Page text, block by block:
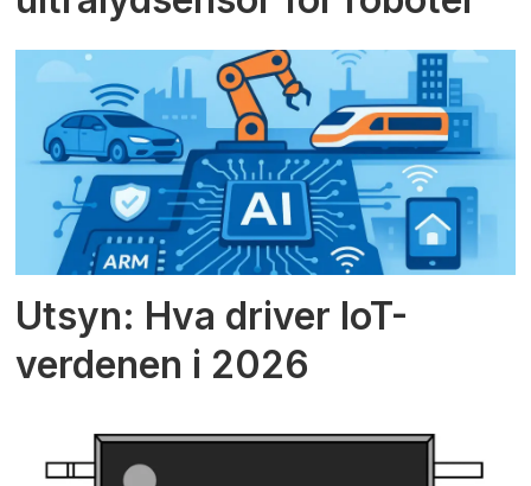
Utsyn: Hva driver IoT-
verdenen i 2026